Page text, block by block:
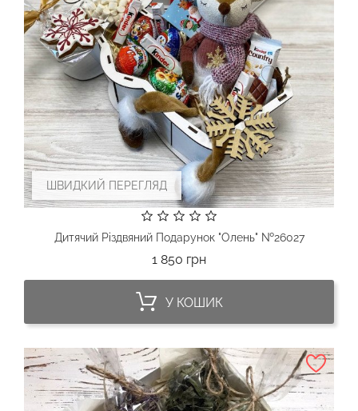
ШВИДКИЙ ПЕРЕГЛЯД
Дитячий Різдвяний Подарунок "Олень" №26027
1 850 грнЦіна
У КОШИК